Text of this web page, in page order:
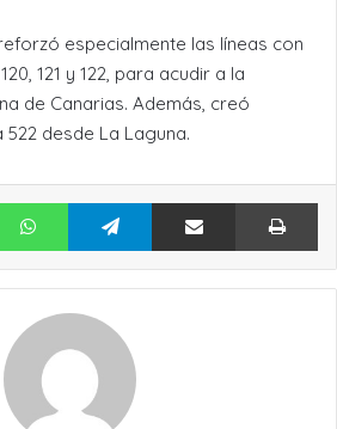
especialmente las líneas con
121 y 122, para acudir a la
de Canarias. Además, creó
desde La Laguna.
WhatsApp Telegram Compartir por Email